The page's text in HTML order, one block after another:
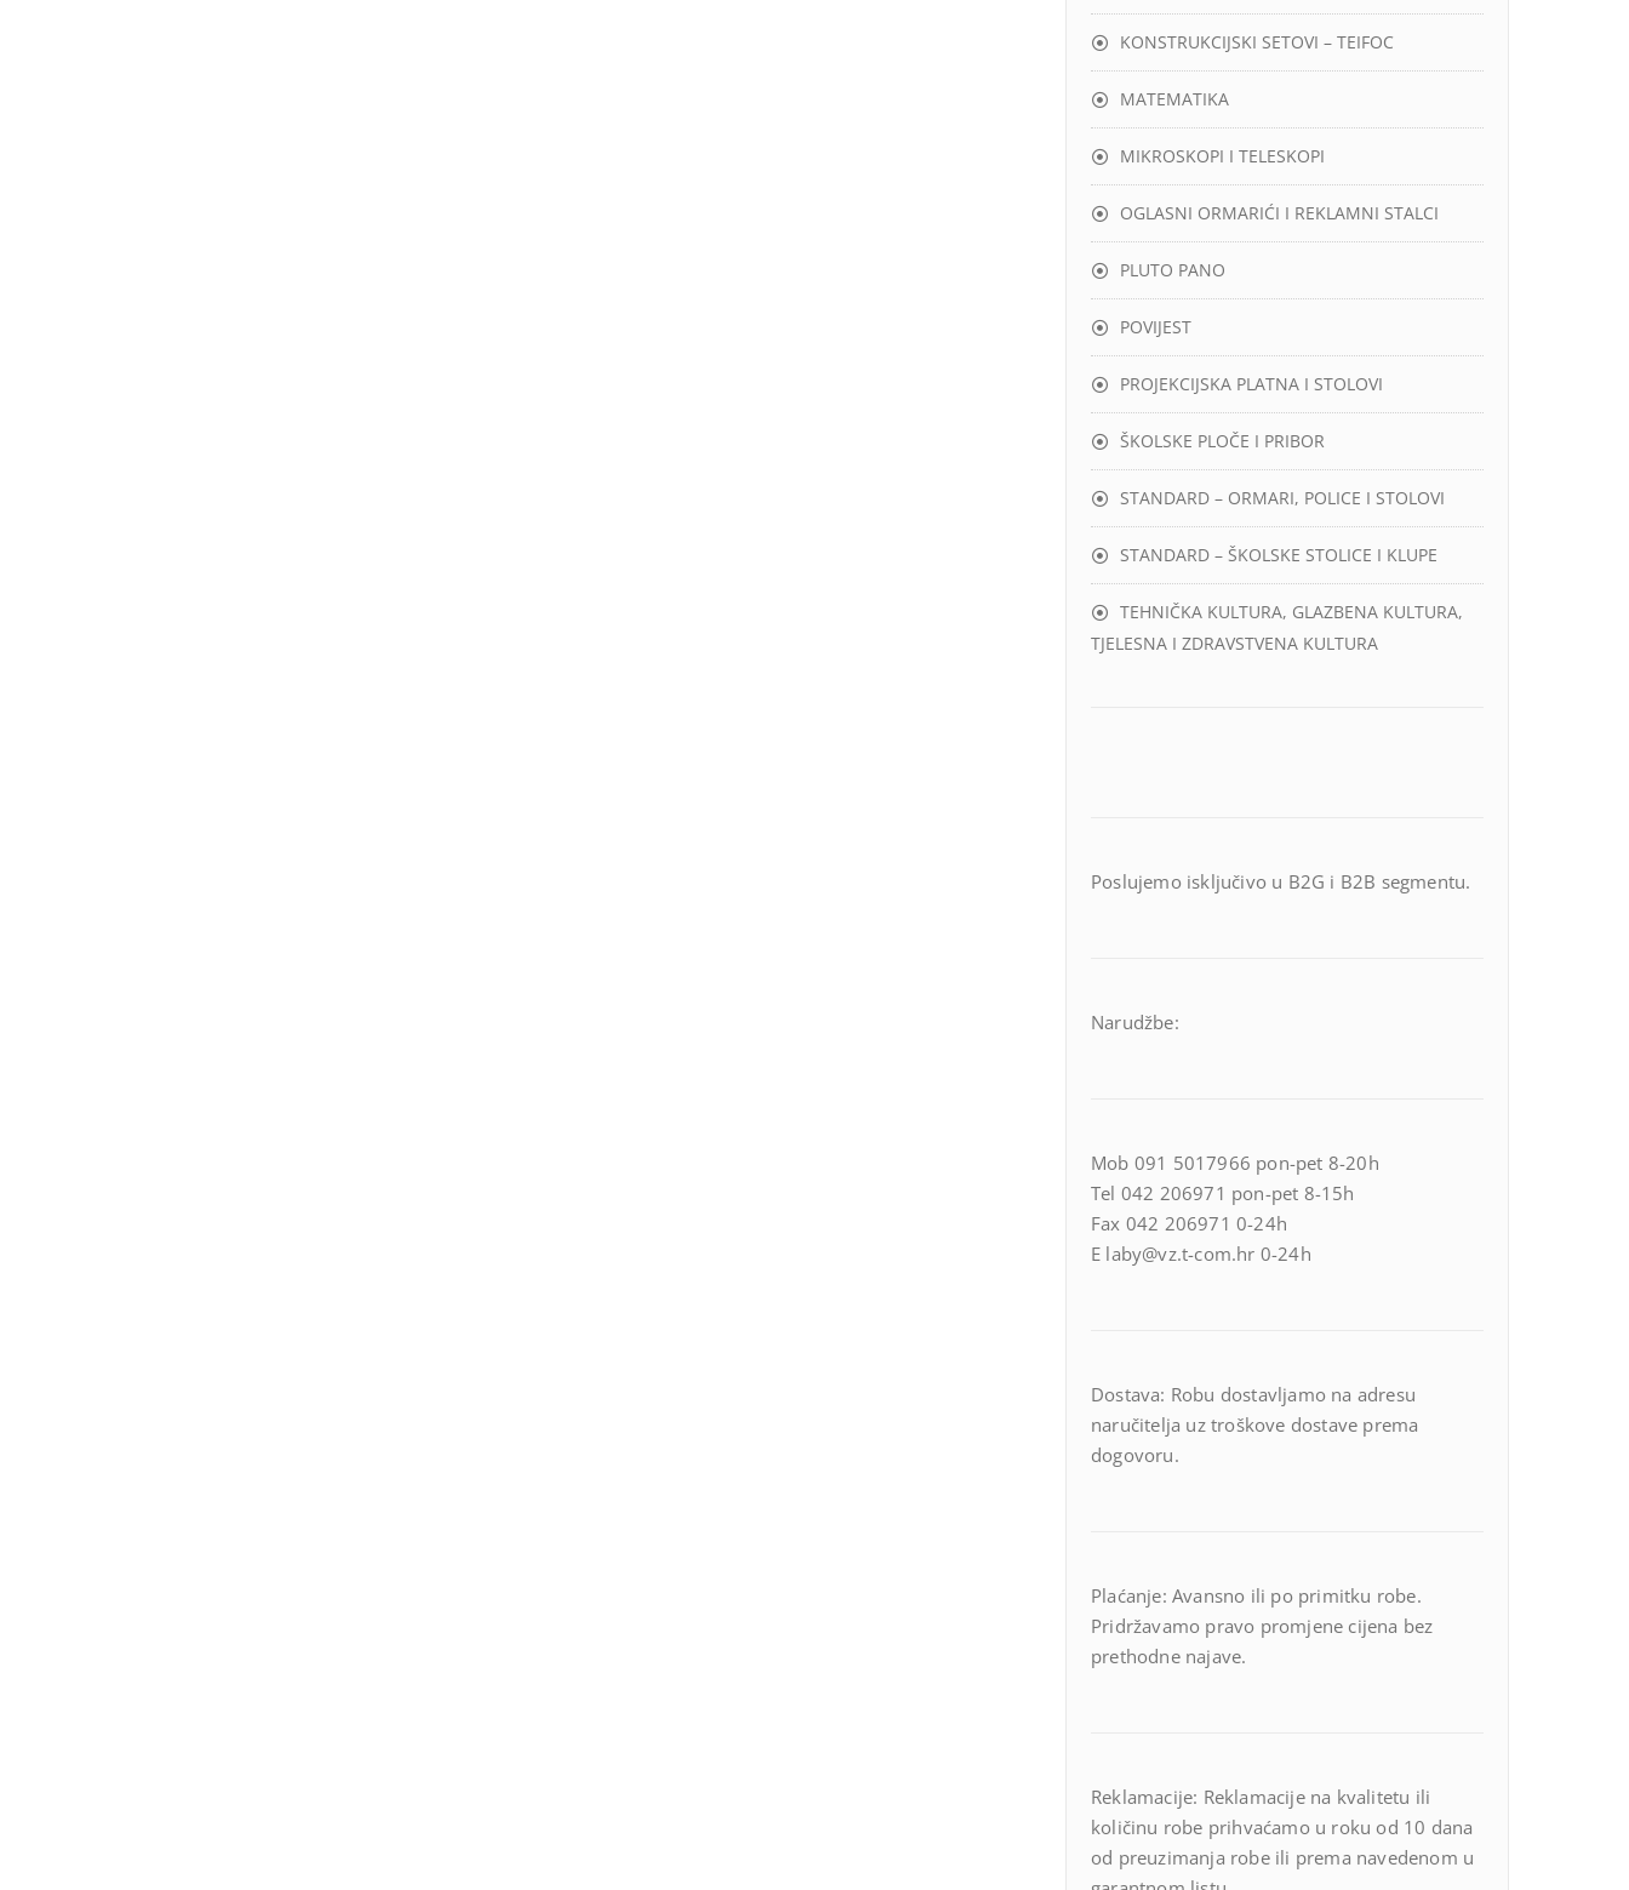
KONSTRUKCIJSKI SETOVI – TEIFOC
MATEMATIKA
MIKROSKOPI I TELESKOPI
OGLASNI ORMARIĆI I REKLAMNI STALCI
PLUTO PANO
POVIJEST
PROJEKCIJSKA PLATNA I STOLOVI
ŠKOLSKE PLOČE I PRIBOR
STANDARD – ORMARI, POLICE I STOLOVI
STANDARD – ŠKOLSKE STOLICE I KLUPE
TEHNIČKA KULTURA, GLAZBENA KULTURA,
TJELESNA I ZDRAVSTVENA KULTURA
Poslujemo isključivo u B2G i B2B segmentu.
Narudžbe:
Mob 091 5017966 pon-pet 8-20h
Tel 042 206971 pon-pet 8-15h
Fax 042 206971 0-24h
E laby@vz.t-com.hr 0-24h
Dostava: Robu dostavljamo na adresu
naručitelja uz troškove dostave prema
dogovoru.
Plaćanje: Avansno ili po primitku robe.
Pridržavamo pravo promjene cijena bez
prethodne najave.
Reklamacije: Reklamacije na kvalitetu ili
količinu robe prihvaćamo u roku od 10 dana
od preuzimanja robe ili prema navedenom u